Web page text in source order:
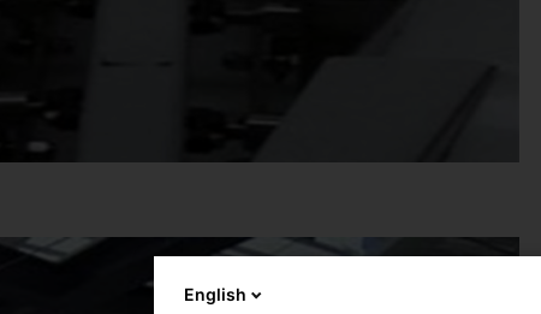
English